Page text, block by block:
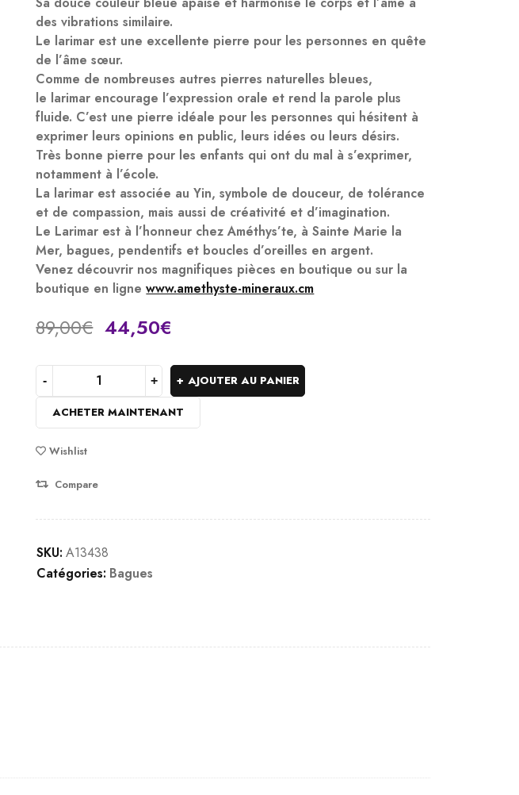
des vibrations similaire.
Le larimar est une excellente pierre pour les personnes en quête
de l’âme sœur.
Comme de nombreuses autres pierres naturelles bleues,
le larimar encourage l’expression orale et rend la parole plus
fluide. C’est une pierre idéale pour les personnes qui hésitent à
exprimer leurs opinions en public, leurs idées ou leurs désirs.
Très bonne pierre pour les enfants qui ont du mal à s’exprimer,
notamment à l’école.
La larimar est associée au Yin, symbole de douceur, de tolérance
et de compassion, mais aussi de créativité et d’imagination.
Le Larimar est à l’honneur chez Améthys’te, à Sainte Marie la
Mer, bagues, pendentifs et boucles d’oreilles en argent.
Venez découvrir nos magnifiques pièces en boutique ou sur la
boutique en lignewww.amethyste-mineraux.cm
Sold:0/2
Offres se termine par:
89,00€ 44,50€
AJOUTER AU PANIER
ACHETER MAINTENANT
Wishlist
Compare
SKU: A13438
Catégories: Bagues